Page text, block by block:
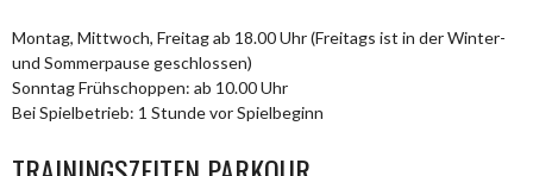
Montag, Mittwoch, Freitag ab 18.00 Uhr (Freitags ist in der Winter-
und Sommerpause geschlossen)
Sonntag Frühschoppen: ab 10.00 Uhr
Bei Spielbetrieb: 1 Stunde vor Spielbeginn